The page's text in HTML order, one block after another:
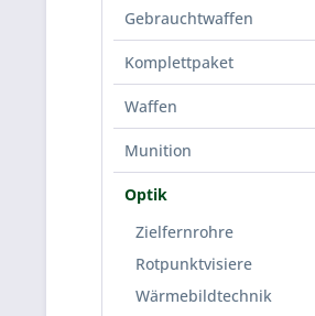
Gebrauchtwaffen
Komplettpaket
Waffen
Munition
Optik
Zielfernrohre
Rotpunktvisiere
Wärmebildtechnik